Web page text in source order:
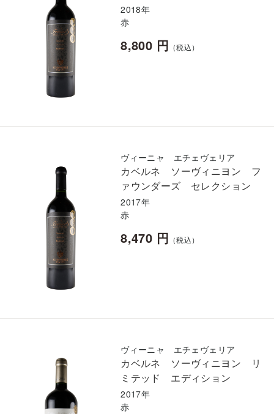
2018年
赤
8,800 円 （税込）
ヴィーニャ エチェヴェリア
カベルネ ソーヴィニヨン フ
ァウンダーズ セレクション
2017年
赤
8,470 円 （税込）
ヴィーニャ エチェヴェリア
カベルネ ソーヴィニヨン リ
ミテッド エディション
2017年
赤